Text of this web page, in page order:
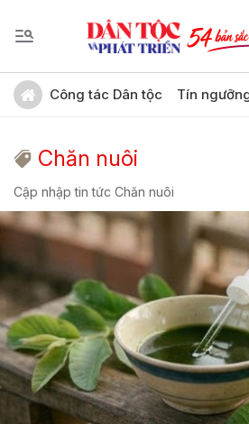
Công tác Dân tộc Tín
Chăn nuôi
Cập nhập tin tức Chăn nuôi